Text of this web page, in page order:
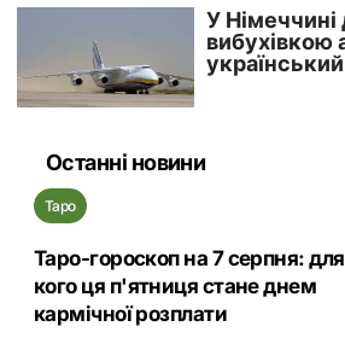
Останні новини
Таро
Таро-гороскоп на 7 серпня: для
кого ця п'ятниця стане днем
кармічної розплати